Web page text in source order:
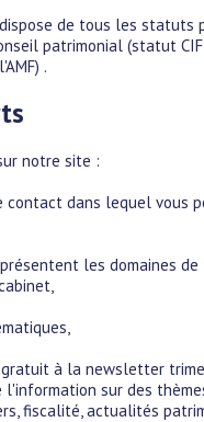
de tous les statuts
patrimonial (statut CIF
.
notre site :
contact dans lequel vous
les domaines de
gratuit à la newsletter
l'information sur des
fiscalité, actualités